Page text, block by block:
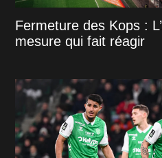
Fermeture des Kops :
mesure qui fait réagir